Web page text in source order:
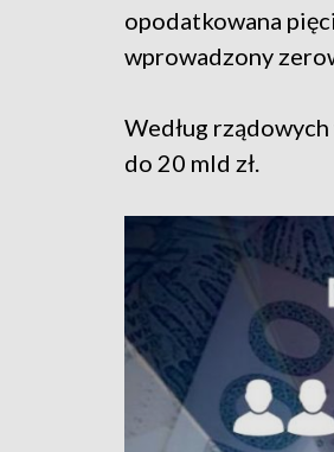
opodatkowana
wprowadzony
Według
do 20 mld zł.